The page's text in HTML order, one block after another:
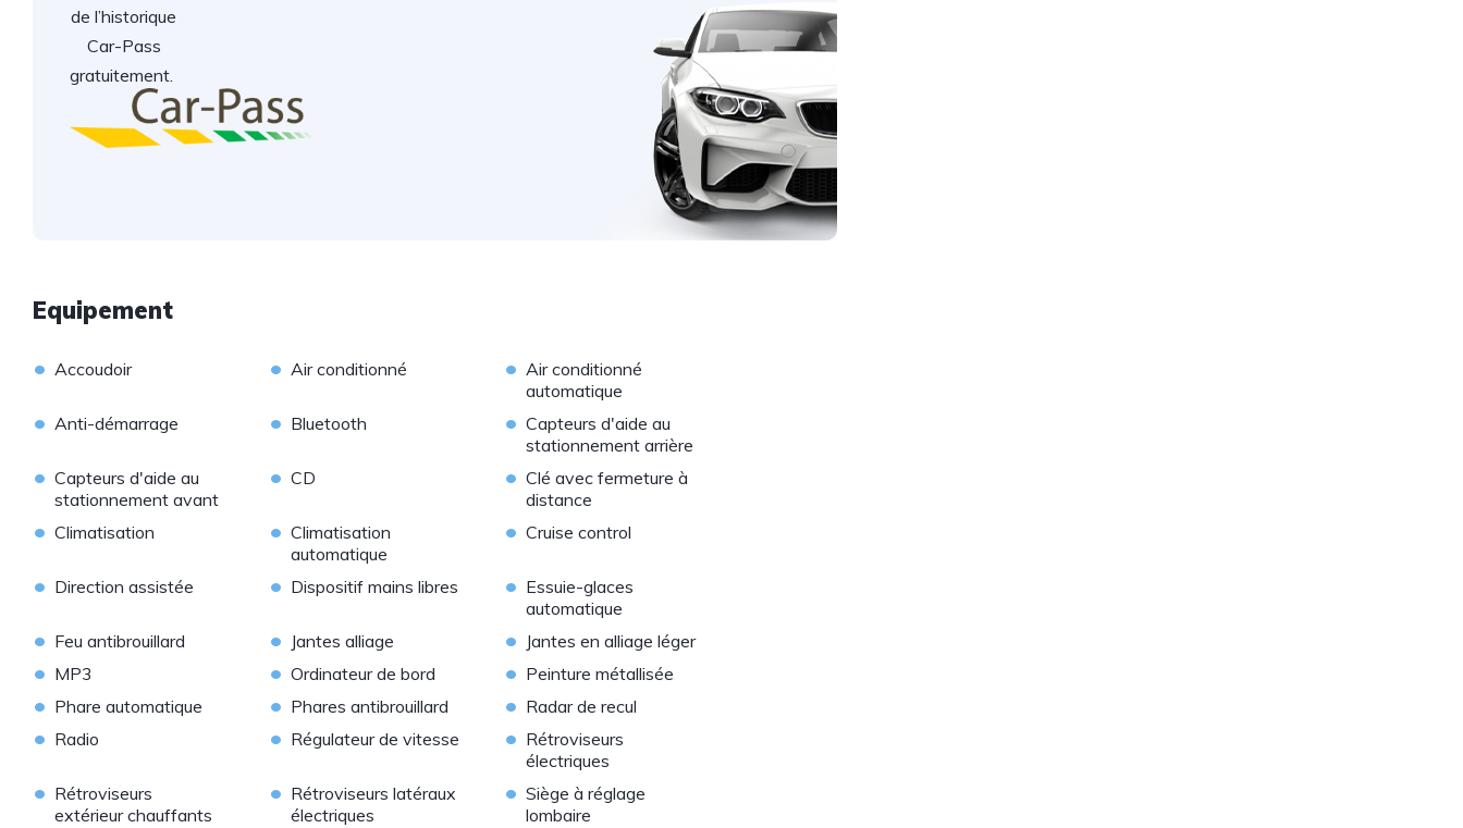
de l’historique
Car-Pass
gratuitement.
Equipement
• Accoudoir • Air conditionné • Air conditionné
automatique
• Anti-démarrage • Bluetooth • Capteurs d'aide au
stationnement arrière
• Capteurs d'aide au
stationnement avant
• CD • Clé avec fermeture à
distance
• Climatisation • Climatisation
automatique
• Cruise control
• Direction assistée • Dispositif mains libres • Essuie-glaces
automatique
• Feu antibrouillard • Jantes alliage • Jantes en alliage léger
• MP3 • Ordinateur de bord • Peinture métallisée
• Phare automatique • Phares antibrouillard • Radar de recul
• Radio • Régulateur de vitesse • Rétroviseurs
électriques
• Rétroviseurs
extérieur chauffants
• Rétroviseurs latéraux
électriques
• Siège à réglage
lombaire